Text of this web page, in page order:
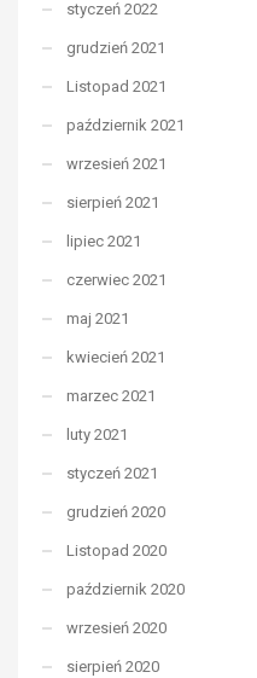
styczeń 2022
grudzień 2021
Listopad 2021
październik 2021
wrzesień 2021
sierpień 2021
lipiec 2021
czerwiec 2021
maj 2021
kwiecień 2021
marzec 2021
luty 2021
styczeń 2021
grudzień 2020
Listopad 2020
październik 2020
wrzesień 2020
sierpień 2020